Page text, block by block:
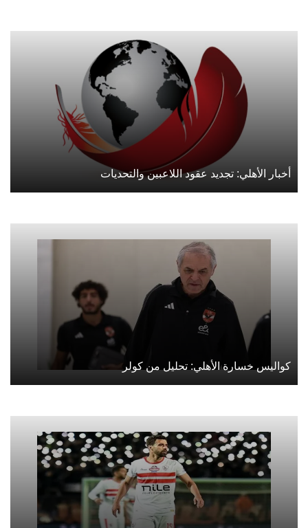
أخبار الأهلي: تجديد عقود اللاعبين والتحديات
كواليس خسارة الأهلي: تحليل من كولر